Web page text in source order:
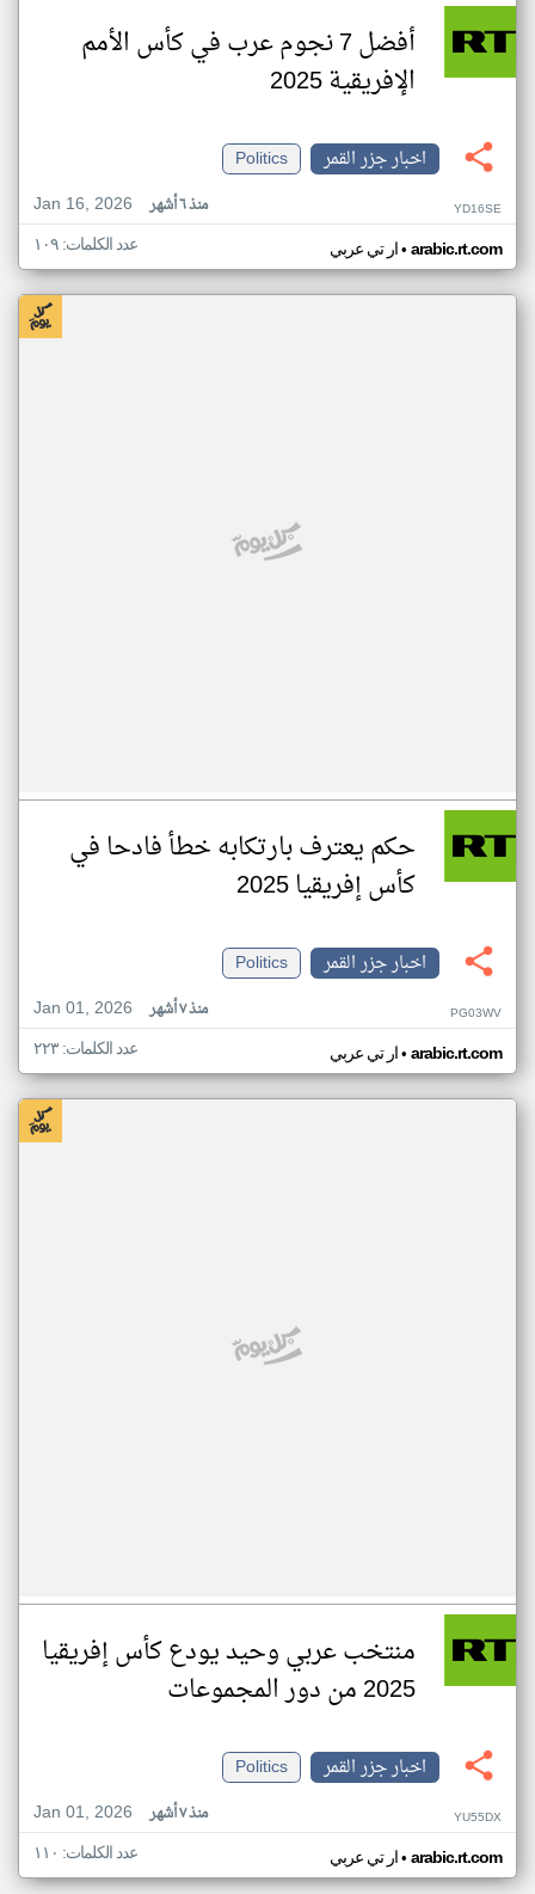
أفضل 7 نجوم عرب في كأس الأمم
الإفريقية 2025
اخبار جزر القمر
Politics
Jan 16, 2026
منذ ٦ أشهر YD16SE
ار تي عربي• arabic.rt.com عدد الكلمات: ١٠٩
حكم يعترف بارتكابه خطأ فادحا في
كأس إفريقيا 2025
اخبار جزر القمر
Politics
Jan 01, 2026
منذ ٧ أشهر PG03WV
ار تي عربي• arabic.rt.com عدد الكلمات: ٢٢٣
منتخب عربي وحيد يودع كأس إفريقيا
2025 من دور المجموعات
اخبار جزر القمر
Politics
Jan 01, 2026
منذ ٧ أشهر YU55DX
ار تي عربي• arabic.rt.com عدد الكلمات: ١١٠